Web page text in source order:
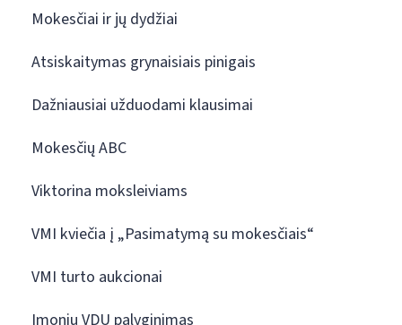
Mokesčiai ir jų dydžiai
Atsiskaitymas grynaisiais pinigais
Dažniausiai užduodami klausimai
Mokesčių ABC
Viktorina moksleiviams
VMI kviečia į „Pasimatymą su mokesčiais“
VMI turto aukcionai
Įmonių VDU palyginimas